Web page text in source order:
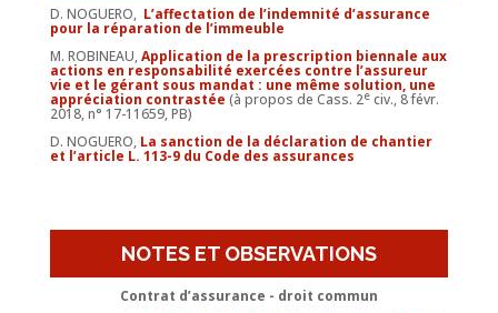
D. NOGUERO, L’affectation de l’indemnité d’assurance
pour la réparation de l’immeuble
M. ROBINEAU,Application de la prescription biennale aux
actions en responsabilité exercées contre l’assureur
vie et le gérant sous mandat : une même solution, une
appréciation contrastée (à propos de Cass. 2eciv., 8 févr.
2018, n° 17-11659, PB)
D. NOGUERO, La sanction de la déclaration de chantier
et l’article L. 113-9 du Code des assurances
NOTES ET OBSERVATIONS
Contrat d’assurance - droit commun